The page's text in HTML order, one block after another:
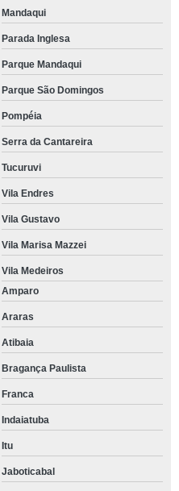
Mandaqui
Parada Inglesa
Parque Mandaqui
Parque São Domingos
Pompéia
Serra da Cantareira
Tucuruvi
Vila Endres
Vila Gustavo
Vila Marisa Mazzei
Vila Medeiros
Amparo
Araras
Atibaia
Bragança Paulista
Franca
Indaiatuba
Itu
Jaboticabal